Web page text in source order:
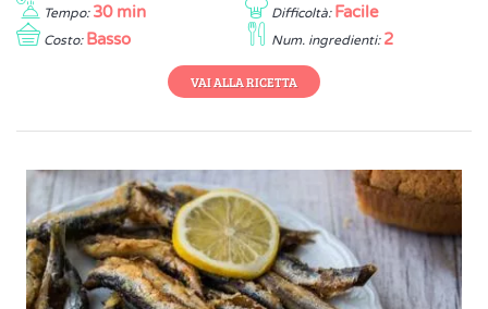
Tempo: 30 min Difficoltà: Facile
Costo: Basso Num. ingredienti: 2
VAI ALLA RICETTA